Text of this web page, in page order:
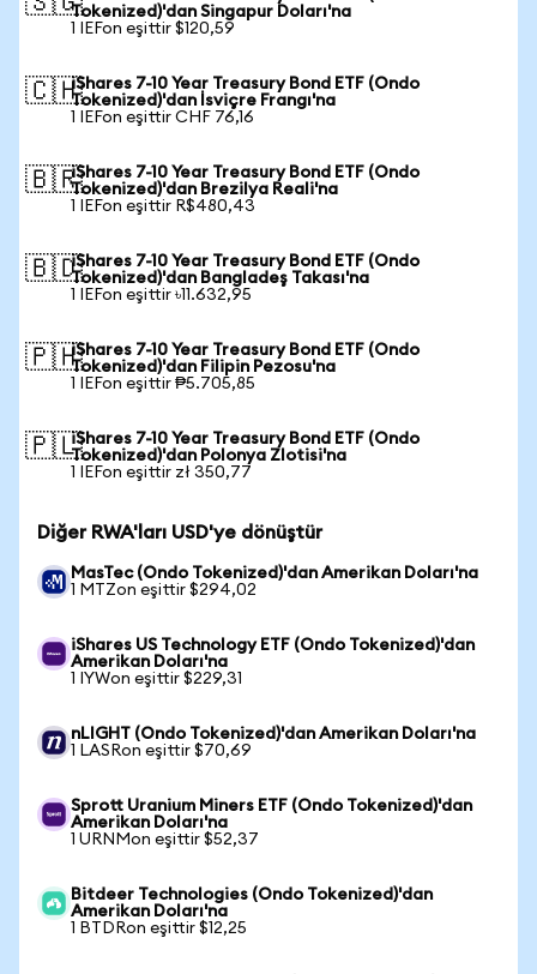
Tokenized)'dan Singapur Doları'na
1 IEFon eşittir $120,59
🇨🇭iShares 7-10 Year Treasury Bond ETF (Ondo
Tokenized)'dan İsviçre Frangı'na
1 IEFon eşittir CHF 76,16
🇧🇷iShares 7-10 Year Treasury Bond ETF (Ondo
Tokenized)'dan Brezilya Reali'na
1 IEFon eşittir R$480,43
🇧🇩iShares 7-10 Year Treasury Bond ETF (Ondo
Tokenized)'dan Bangladeş Takası'na
1 IEFon eşittir ৳11.632,95
🇵🇭iShares 7-10 Year Treasury Bond ETF (Ondo
Tokenized)'dan Filipin Pezosu'na
1 IEFon eşittir ₱5.705,85
🇵🇱iShares 7-10 Year Treasury Bond ETF (Ondo
Tokenized)'dan Polonya Zlotisi'na
1 IEFon eşittir zł 350,77
Diğer RWA'ları USD'ye dönüştür
MasTec (Ondo Tokenized)'dan Amerikan Doları'na
1 MTZon eşittir $294,02
iShares US Technology ETF (Ondo Tokenized)'dan
Amerikan Doları'na
1 IYWon eşittir $229,31
nLIGHT (Ondo Tokenized)'dan Amerikan Doları'na
1 LASRon eşittir $70,69
Sprott Uranium Miners ETF (Ondo Tokenized)'dan
Amerikan Doları'na
1 URNMon eşittir $52,37
Bitdeer Technologies (Ondo Tokenized)'dan
Amerikan Doları'na
1 BTDRon eşittir $12,25